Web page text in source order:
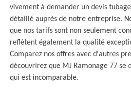
vivement à demander un devis
détaillé auprès de notre entreprise.
que nos tarifs sont non seulement
reflètent également la qualité
Comparez nos offres avec d'autres
découvrirez que MJ Ramonage 77 se
qui est incomparable.